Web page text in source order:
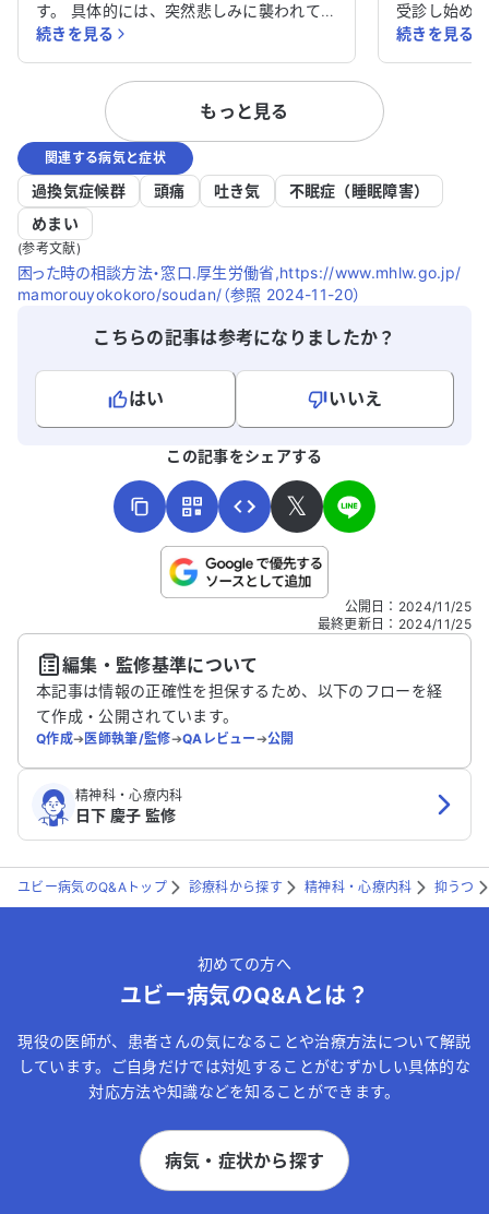
す。 具体的には、突然悲しみに襲われて泣
いてしまったり、以前は楽しかったことが
楽しめなくなったりしています。また、喜
びや嬉しさを感じにくくなり、何事にもや
りがいを感じられません。さらに、人との
関わりも円滑に進められず、気分が落ち込
みやすくなってしまいました。 このよう
な状態が続いているため、何か原因がある
のか、またどのように対処すれば良いの
か、アドバイスをいただけると幸いです。
続きを見る
受診し始め
経ちますが
います。会
睡眠中に何
得られませ
に1回の頻
者は、すぐ
いるようで
ょうか？ま
ただけると
続きを見る
もっと見る
関連する病気と症状
過換気症候群 頭痛 吐き気
不眠症（睡眠障害）
めまい
(参考文献)
困った時の相談方法・窓口.厚生労働省,https://www.mhlw.go.jp/
mamorouyokokoro/soudan/（参照 2024-11-20）
こちらの記事は参考になりましたか？
はい
いいえ
こちらは送信専用のフォームです。氏名やご自身の病気の詳細な
送信する
この記事をシェアする
𝕏
公開日 ： 2024/11/25
最終更新日 ： 2024/11/25
編集・監修基準について
本記事は情報の正確性を担保するため、以下のフローを経
て作成・公開されています。
Q作成➔医師執筆/監修➔QAレビュー➔公開
精神科・心療内科
日下 慶子 監修
ユビー病気のQ&Aトップ 診療科から探す 精神科・心療内科 抑うつ
初めての方へ
ユビー病気のQ&Aとは？
現役の医師が、患者さんの気になることや治療方法について解説
しています。ご自身だけでは対処することがむずかしい具体的な
対応方法や知識などを知ることができます。
病気・症状から探す